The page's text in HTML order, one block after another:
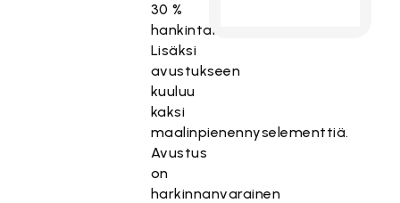
30 %
hankintahinnasta.
Lisäksi
avustukseen
kuuluu
kaksi
maalinpienennyselementtiä.
Avustus
on
harkinnanvarainen